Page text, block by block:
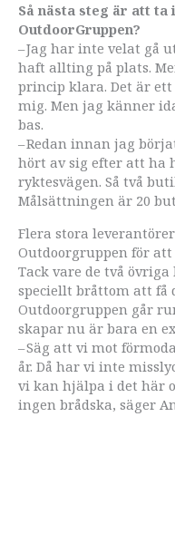
Så nästa steg är att
OutdoorGruppen?
– Jag har inte velat gå
haft allting på plats.
princip klara. Det är
mig. Men jag känner
bas.
– Redan innan jag
hört av sig efter att ha
ryktesvägen. Så två
Målsättningen är 20
Flera stora
Outdoorgruppen för att
Tack vare de två
speciellt bråttom att få
Outdoorgruppen går
skapar nu är bara en
– Säg att vi mot
år. Då har vi inte
vi kan hjälpa i det här
ingen brådska, säger